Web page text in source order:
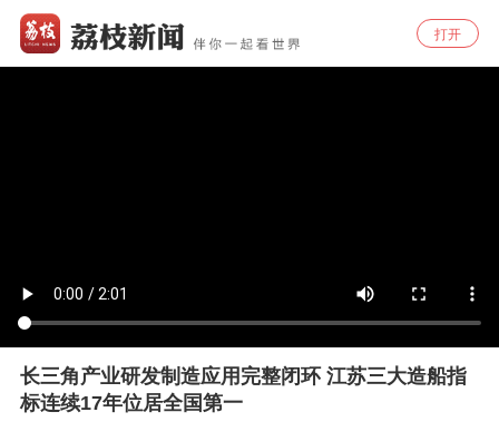
打开
长三角产业研发制造应用完整闭环 江苏三大造船指
标连续17年位居全国第一